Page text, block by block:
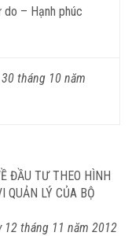
– Hạnh phúc
tháng 10 năm
ĐẦU TƯ THEO HÌNH
QUẢN LÝ CỦA BỘ
tháng 11 năm 2012